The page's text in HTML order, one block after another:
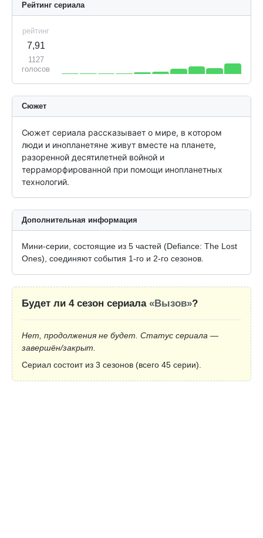
Рейтинг сериала
рейтинг
7,91
1127
голосов
Сюжет
Сюжет сериала рассказывает о мире, в котором
люди и инопланетяне живут вместе на планете,
разоренной десятилетней войной и
терраморфированной при помощи инопланетных
технологий.
Дополнительная информация
Мини-серии, состоящие из 5 частей (Defiance: The Lost
Ones), соединяют события 1-го и 2-го сезонов.
Будет ли 4 сезон сериала «Вызов»?
Нет, продолжения не будет. Статус сериала —
завершён/закрыт.
Сериал состоит из 3 сезонов (всего 45 серии).